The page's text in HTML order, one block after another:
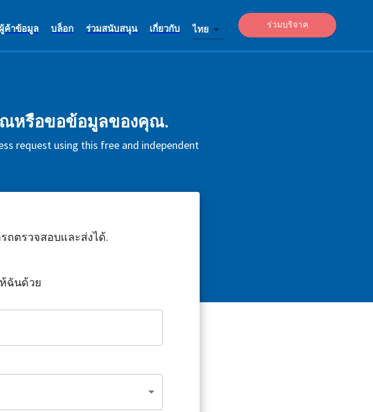
ผู้ค้าข้อมูล บล็อก ร่วมสนับสนุน เกี่ยวกับ ไทย ร่วมบริจาค
ณหรือขอข้อมูลของคุณ.
request using this free and independent
ถตรวจสอบและส่งได้.
ฉันด้วย